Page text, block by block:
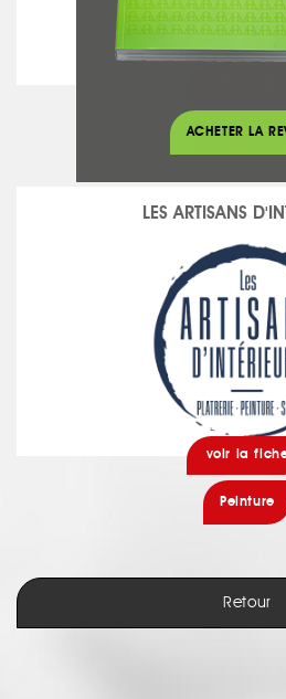
Cheminées
LES ARTISANS
voir la
Peinture
Retour
ACHETER LA